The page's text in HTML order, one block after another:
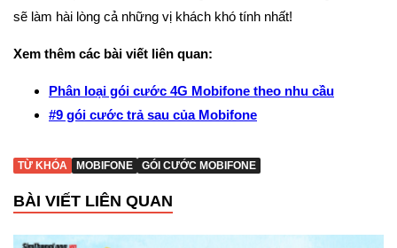
sẽ làm hài lòng cả những vị khách khó tính nhất!
Xem thêm các bài viết liên quan:
Phân loại gói cước 4G Mobifone theo nhu cầu
#9 gói cước trả sau của Mobifone
TỪ KHÓA MOBIFONE GÓI CƯỚC MOBIFONE
BÀI VIẾT LIÊN QUAN